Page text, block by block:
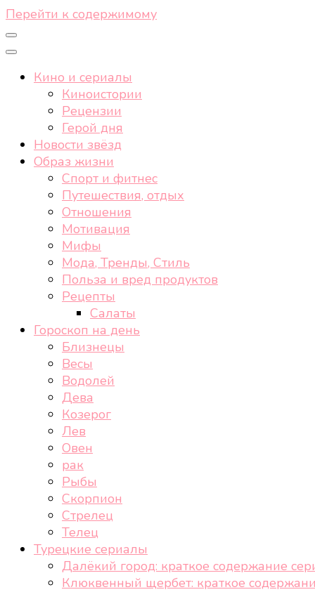
Перейти к содержимому
Кино и сериалы
Киноистории
Рецензии
Герой дня
Новости звёзд
Образ жизни
Спорт и фитнес
Путешествия, отдых
Отношения
Мотивация
Мифы
Мода, Тренды, Стиль
Польза и вред продуктов
Рецепты
Салаты
Гороскоп на день
Близнецы
Весы
Водолей
Дева
Козерог
Лев
Овен
рак
Рыбы
Скорпион
Стрелец
Телец
Турецкие сериалы
Далёкий город: краткое содержание
Клюквенный щербет: краткое